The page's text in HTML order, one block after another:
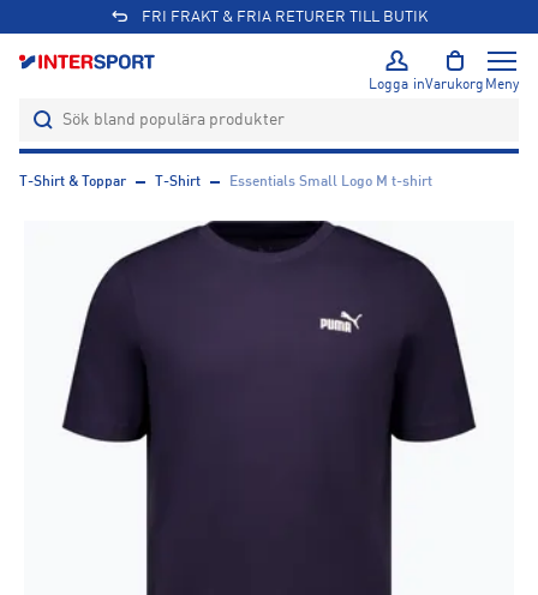
FRI FRAKT & FRIA RETURER TILL BUTIK
Logga inVarukorg Meny
T-Shirt & Toppar T-Shirt Essentials Small Logo M t-shirt